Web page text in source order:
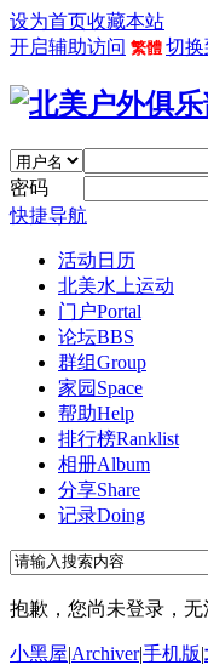
设为首页收藏本站
开启辅助访问 繁體 切换
密码
快捷导航
活动日历
北美水上运动
门户Portal
论坛BBS
群组Group
家园 Space
帮助Help
排行榜Ranklist
相册Album
分享Share
记录Doing
抱歉，您尚未登录，
小黑屋|Archiver|手机版|